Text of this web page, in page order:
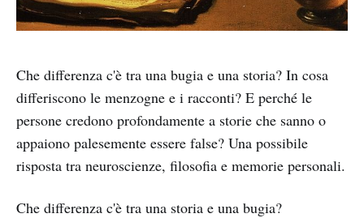
Che differenza c'è tra una bugia e una storia? In cosa
differiscono le menzogne e i racconti? E perché le
persone credono profondamente a storie che sanno o
appaiono palesemente essere false? Una possibile
risposta tra neuroscienze, filosofia e memorie personali.
Che differenza c'è tra una storia e una bugia?